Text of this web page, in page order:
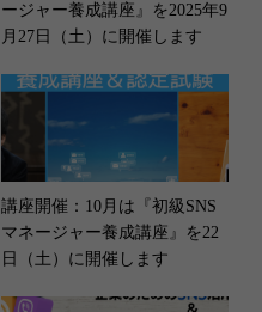
ージャー養成講座』を2025年9
月27日（土）に開催します
講座開催：10月は『初級SNS
マネージャー養成講座』を22
日（土）に開催します